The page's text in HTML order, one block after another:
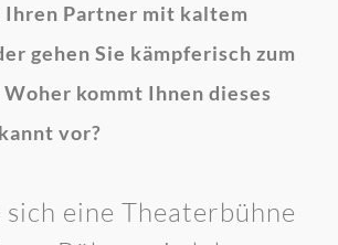
Ihren Partner mit kaltem
gehen Sie kämpferisch zum
kommt Ihnen dieses
vor?
sich eine Theaterbühne